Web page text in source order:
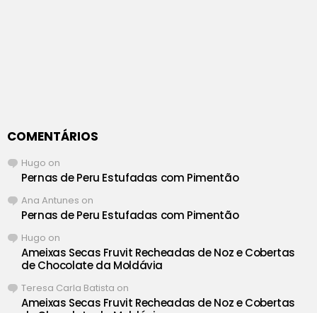
COMENTÁRIOS
Hugo on
Pernas de Peru Estufadas com Pimentão
Ana Antunes on
Pernas de Peru Estufadas com Pimentão
Hugo on
Ameixas Secas Fruvit Recheadas de Noz e Cobertas
de Chocolate da Moldávia
Teresa Carla Batista on
Ameixas Secas Fruvit Recheadas de Noz e Cobertas